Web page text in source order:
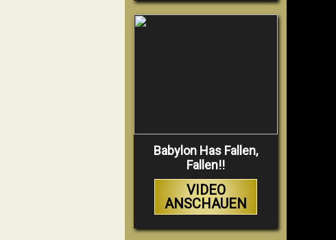
Babylon Has Fallen,
Fallen!!
VIDEO
ANSCHAUEN